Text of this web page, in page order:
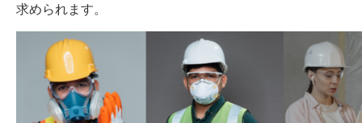
求められます。